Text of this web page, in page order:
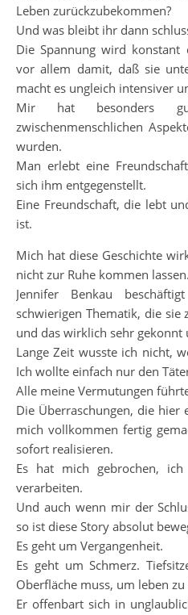
Leben zurückzubekommen?
Und was bleibt ihr dann
Die Spannung wird
vor allem damit, daß sie
macht es ungleich intensiver
Mir hat besonders
zwischenmenschlichen
wurden.
Man erlebt eine
sich ihm entgegenstellt.
Eine Freundschaft, die lebt
ist.
Mich hat diese Geschichte
nicht zur Ruhe kommen lassen.
Jennifer Benkau
schwierigen Thematik, die
und das wirklich sehr gekonnt
Lange Zeit wusste ich nicht,
Ich wollte einfach nur den
Alle meine Vermutungen
Die Überraschungen, die hier
mich vollkommen fertig
sofort realisieren.
Es hat mich gebrochen,
verarbeiten.
Und auch wenn mir der
so ist diese Story absolut
Es geht um Vergangenheit.
Es geht um Schmerz.
Oberfläche muss, um leben
Er offenbart sich in